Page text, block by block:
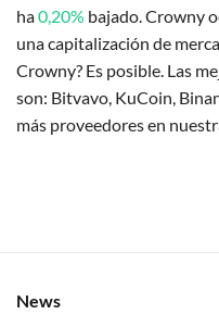
ha0,20% bajado. Crowny
una capitalización de
Crowny? Es posible. Las
son: Bitvavo, KuCoin,
más proveedores en
News